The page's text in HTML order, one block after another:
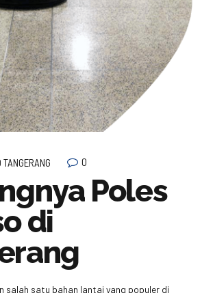
0
Poles
di
salah satu bahan lantai yang populer di